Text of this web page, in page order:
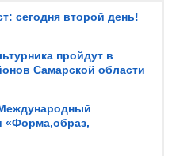
сегодня второй день!
пройдут в
Самарской области
«Форма,образ,